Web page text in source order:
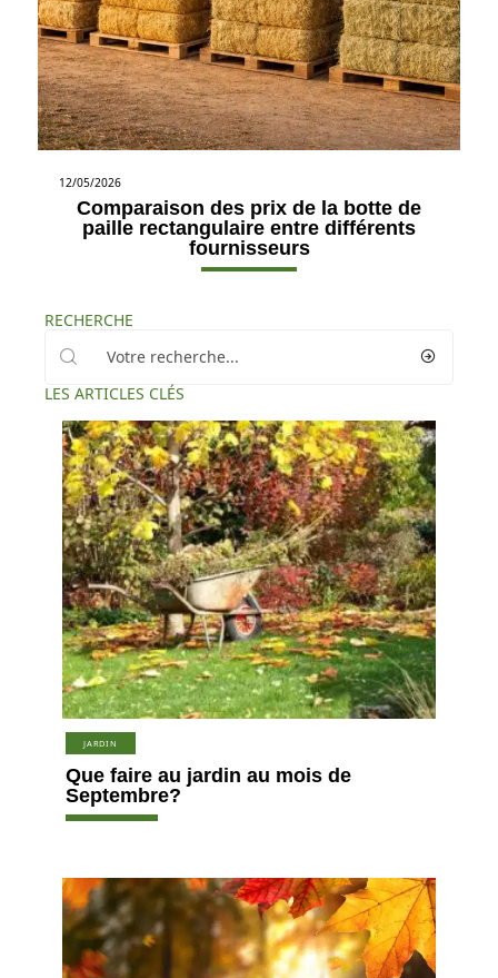
12/05/2026
Comparaison des prix de la botte de
paille rectangulaire entre différents
fournisseurs
RECHERCHE
LES ARTICLES CLÉS
JARDIN
Que faire au jardin au mois de
Septembre?